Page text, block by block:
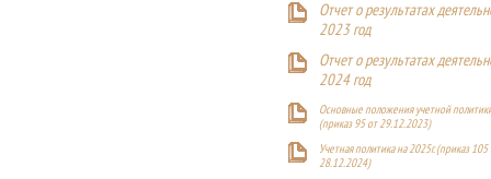
Отчет о результатах
2023 год
Отчет о результатах
2024 год
Основные положения учетной
(приказ 95 от 29.12.2023)
Учетная политика на 2025г. (приказ 105
28.12.2024)